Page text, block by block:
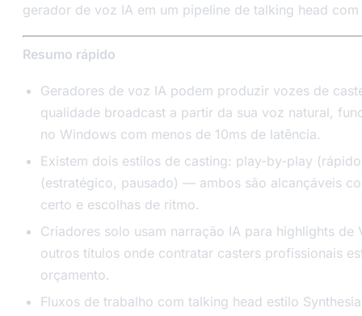
gerador de voz IA em um pipeline de talking head com
Resumo rápido
Geradores de voz IA podem produzir vozes de
qualidade broadcast a partir da sua voz natural,
no Windows com menos de 10ms de latência.
Existem dois estilos de casting: play-by-play
(estratégico, pausado) — ambos são alcançáveis
certo e escolhas de ritmo.
Criadores solo usam narração IA para highlights de
outros títulos onde contratar casters profissionais
orçamento.
Fluxos de trabalho com talking head estilo